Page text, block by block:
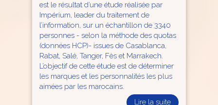
est le résultat d’une étude réalisée par
Impérium, leader du traitement de
l’information, sur un échantillon de 3340
personnes - selon la méthode des quotas
(données HCP)- issues de Casablanca,
Rabat, Salé, Tanger, Fès et Marrakech.
L’objectif de cette étude est de déterminer
les marques et les personnalités les plus
aimées par les marocains.
Lire la suite